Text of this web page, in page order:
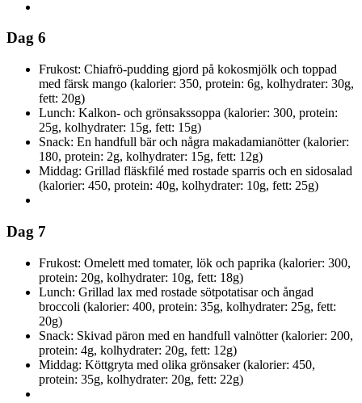
Dag 6
Frukost: Chiafrö-pudding gjord på kokosmjölk och toppad
med färsk mango (kalorier: 350, protein: 6g, kolhydrater: 30g,
fett: 20g)
Lunch: Kalkon- och grönsakssoppa (kalorier: 300, protein:
25g, kolhydrater: 15g, fett: 15g)
Snack: En handfull bär och några makadamianötter (kalorier:
180, protein: 2g, kolhydrater: 15g, fett: 12g)
Middag: Grillad fläskfilé med rostade sparris och en sidosalad
(kalorier: 450, protein: 40g, kolhydrater: 10g, fett: 25g)
Dag 7
Frukost: Omelett med tomater, lök och paprika (kalorier: 300,
protein: 20g, kolhydrater: 10g, fett: 18g)
Lunch: Grillad lax med rostade sötpotatisar och ångad
broccoli (kalorier: 400, protein: 35g, kolhydrater: 25g, fett:
20g)
Snack: Skivad päron med en handfull valnötter (kalorier: 200,
protein: 4g, kolhydrater: 20g, fett: 12g)
Middag: Köttgryta med olika grönsaker (kalorier: 450,
protein: 35g, kolhydrater: 20g, fett: 22g)